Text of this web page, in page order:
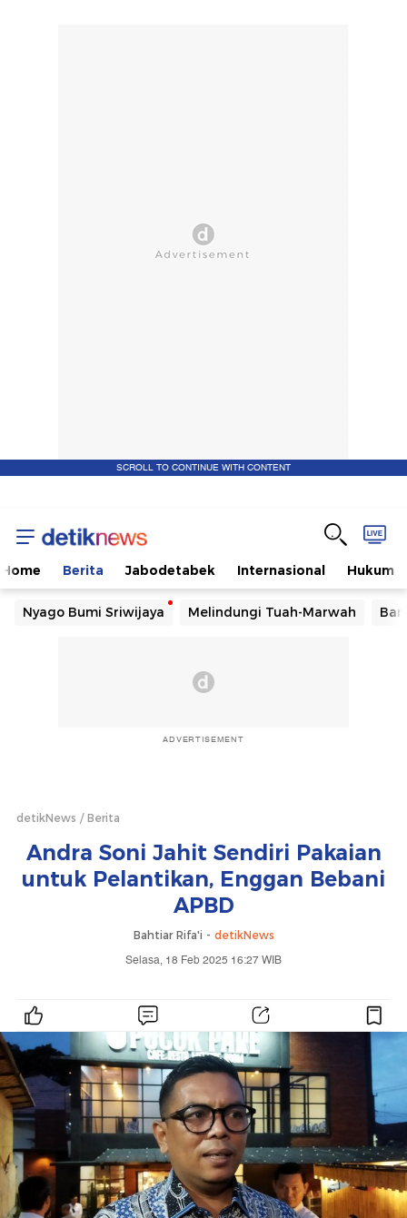
SCROLL TO CONTINUE WITH CONTENT
Home Berita Jabodetabek Internasional Hukum
Nyago Bumi Sriwijaya Melindungi Tuah-Marwah
ADVERTISEMENT
detikNews Berita
Andra Soni Jahit Sendiri Pakaian
untuk Pelantikan, Enggan Bebani
APBD
Bahtiar Rifa'i - detikNews
Selasa, 18 Feb 2025 16:27 WIB